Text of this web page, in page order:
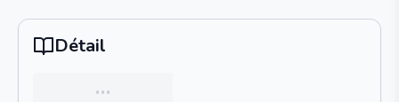
Détail
…